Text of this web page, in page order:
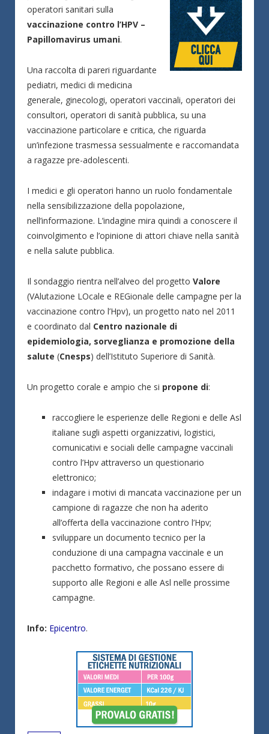
operatori sanitari sulla
vaccinazione contro l’HPV –
Papillomavirus umani.
Una raccolta di pareri riguardante
pediatri, medici di medicina
generale, ginecologi, operatori vaccinali, operatori dei
consultori, operatori di sanità pubblica, su una
vaccinazione particolare e critica, che riguarda
un’infezione trasmessa sessualmente e raccomandata
a ragazze pre-adolescenti.
I medici e gli operatori hanno un ruolo fondamentale
nella sensibilizzazione della popolazione,
nell’informazione. L’indagine mira quindi a conoscere il
coinvolgimento e l’opinione di attori chiave nella sanità
e nella salute pubblica.
Il sondaggio rientra nell’alveo del progetto Valore
(VAlutazione LOcale e REGionale delle campagne per la
vaccinazione contro l’Hpv), un progetto nato nel 2011
e coordinato dal Centro nazionale di
epidemiologia, sorveglianza e promozione della
salute (Cnesps) dell’Istituto Superiore di Sanità.
Un progetto corale e ampio che si propone di:
raccogliere le esperienze delle Regioni e delle Asl
italiane sugli aspetti organizzativi, logistici,
comunicativi e sociali delle campagne vaccinali
contro l’Hpv attraverso un questionario
elettronico;
indagare i motivi di mancata vaccinazione per un
campione di ragazze che non ha aderito
all’offerta della vaccinazione contro l’Hpv;
sviluppare un documento tecnico per la
conduzione di una campagna vaccinale e un
pacchetto formativo, che possano essere di
supporto alle Regioni e alle Asl nelle prossime
campagne.
Info: Epicentro.